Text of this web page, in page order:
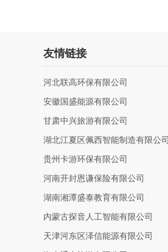
友情链接
河北联高环保有限公司
安徽国盛能源有限公司
甘肃中兴旅游有限公司
湖北江夏区佩西智能制造有限公司
贵州卡游环保有限公司
河南开封恩谦保险有限公司
湖南湘潭盛泰教育有限公司
内蒙古探音人工智能有限公司
天津河东区泽信能源有限公司